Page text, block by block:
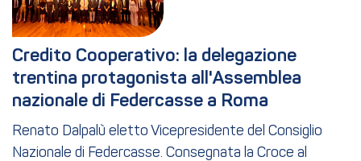
Credito Cooperativo: la delegazione
trentina protagonista all'Assemblea
nazionale di Federcasse a Roma
Renato Dalpalù eletto Vicepresidente del Consiglio
Nazionale di Federcasse. Consegnata la Croce al